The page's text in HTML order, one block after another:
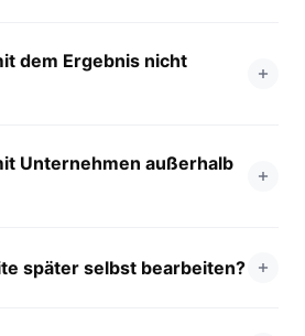
dem Ergebnis nicht
Unternehmen außerhalb
später selbst bearbeiten?